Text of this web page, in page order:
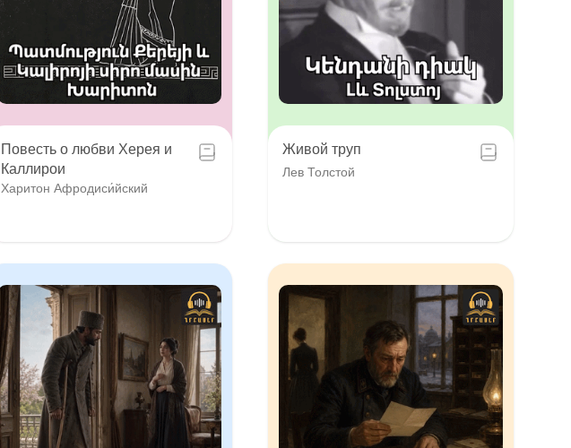
Повесть о любви Херея и
Каллирои
Харитон Афродиси́йский
Живой труп
Лев Толстой